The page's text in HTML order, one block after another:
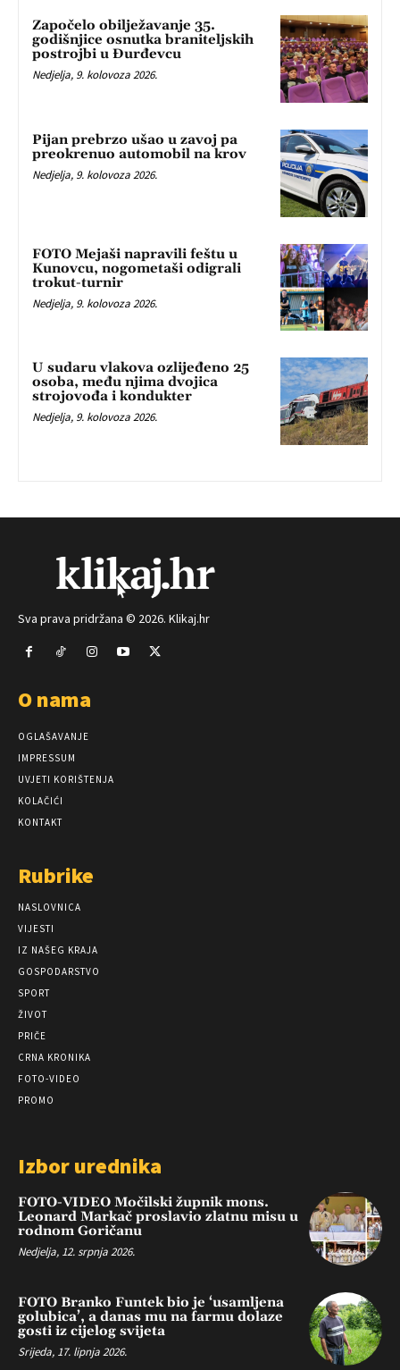
Započelo obilježavanje 35.
godišnjice osnutka braniteljskih
postrojbi u Đurđevcu
Nedjelja, 9. kolovoza 2026.
Pijan prebrzo ušao u zavoj pa
preokrenuo automobil na krov
Nedjelja, 9. kolovoza 2026.
FOTO Mejaši napravili feštu u
Kunovcu, nogometaši odigrali
trokut-turnir
Nedjelja, 9. kolovoza 2026.
U sudaru vlakova ozlijeđeno 25
osoba, među njima dvojica
strojovođa i kondukter
Nedjelja, 9. kolovoza 2026.
Sva prava pridržana © 2026. Klikaj.hr
O nama
OGLAŠAVANJE
IMPRESSUM
UVJETI KORIŠTENJA
KOLAČIĆI
KONTAKT
Rubrike
NASLOVNICA
VIJESTI
IZ NAŠEG KRAJA
GOSPODARSTVO
SPORT
ŽIVOT
PRIČE
CRNA KRONIKA
FOTO-VIDEO
PROMO
Izbor urednika
FOTO-VIDEO Močilski župnik mons.
Leonard Markač proslavio zlatnu misu u
rodnom Goričanu
Nedjelja, 12. srpnja 2026.
FOTO Branko Funtek bio je ‘usamljena
golubica’, a danas mu na farmu dolaze
gosti iz cijelog svijeta
Srijeda, 17. lipnja 2026.